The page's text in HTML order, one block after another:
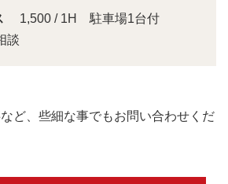
1,500 / 1H 駐車場1台付
談
ど、些細な事でもお問い合わせくだ